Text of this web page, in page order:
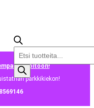
huoltoon!
parkkikiekon!